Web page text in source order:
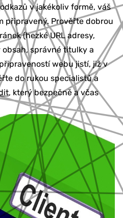
v jakékoliv formě, váš
připravený. Prověřte dobrou
(hezké URL adresy,
správné titulky a
webu jistí, již v
do rukou specialistů a
, který bezpečně a včas